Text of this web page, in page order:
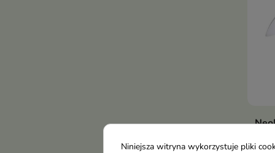
Niniejsza witryna wykorzystuje pliki